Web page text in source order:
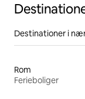
Destinationer i
Rom
Ferieboliger